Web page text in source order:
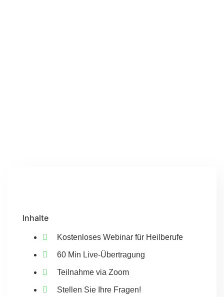
Inhalte
Kostenloses Webinar für Heilberufe
60 Min Live-Übertragung
Teilnahme via Zoom
Stellen Sie Ihre Fragen!